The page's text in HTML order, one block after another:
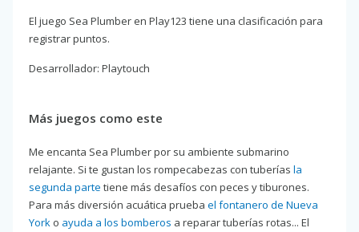
El juego Sea Plumber en Play123 tiene una clasificación para
registrar puntos.
Desarrollador: Playtouch
Más juegos como este
Me encanta Sea Plumber por su ambiente submarino
relajante. Si te gustan los rompecabezas con tuberías la
segunda parte tiene más desafíos con peces y tiburones.
Para más diversión acuática prueba el fontanero de Nueva
York o ayuda a los bomberos a reparar tuberías rotas... El